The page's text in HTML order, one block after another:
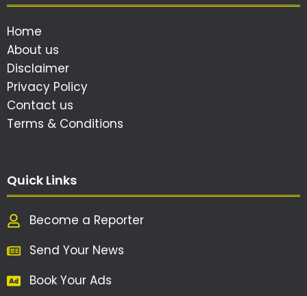
Home
About us
Disclaimer
Privacy Policy
Contact us
Terms & Conditions
Quick Links
Become a Reporter
Send Your News
Book Your Ads